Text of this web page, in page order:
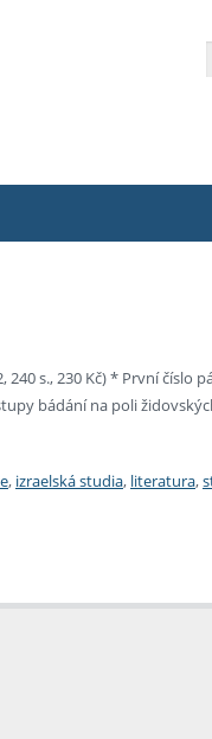
E-shop fakulty
Univerzita třetího věku
Podpora a benefity pro
Publikace
East and Central European
240 s., 230 Kč) * První
bádání na poli
, izraelská studia, literatura,